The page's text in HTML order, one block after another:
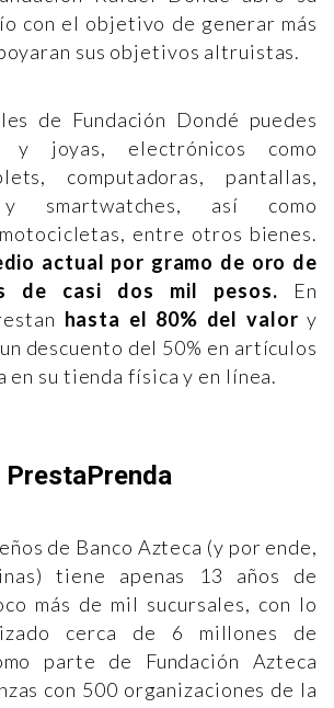
con el objetivo de generar más
sus objetivos altruistas.
de Fundación Dondé puedes
y joyas, electrónicos como
computadoras, pantallas,
y smartwatches, así como
entre otros bienes.
actual por gramo de oro de
de casi dos mil pesos. En
hasta el 80% del valor y
descuento del 50% en artículos
en su tienda física y en línea.
PrestaPrenda
de Banco Azteca (y por ende,
tiene apenas 13 años de
más de mil sucursales, con lo
cerca de 6 millones de
parte de Fundación Azteca
con 500 organizaciones de la